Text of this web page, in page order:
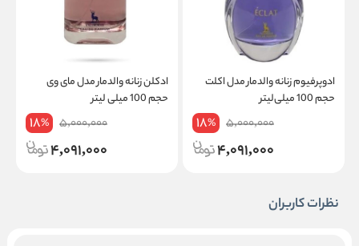
ادوپرفیوم زنانه والدمار مدل اکلت
حجم 100 میلی‌لیتر
5,000,000
18%
4,091,000
ادکلن زنانه والدمار مدل مای وی
حجم 100 میلی لیتر
5,000,000
18%
4,091,000
نظرات کاربران